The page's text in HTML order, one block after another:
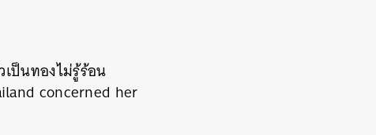
ป็นทองไม่รู้ร้อน
concerned her